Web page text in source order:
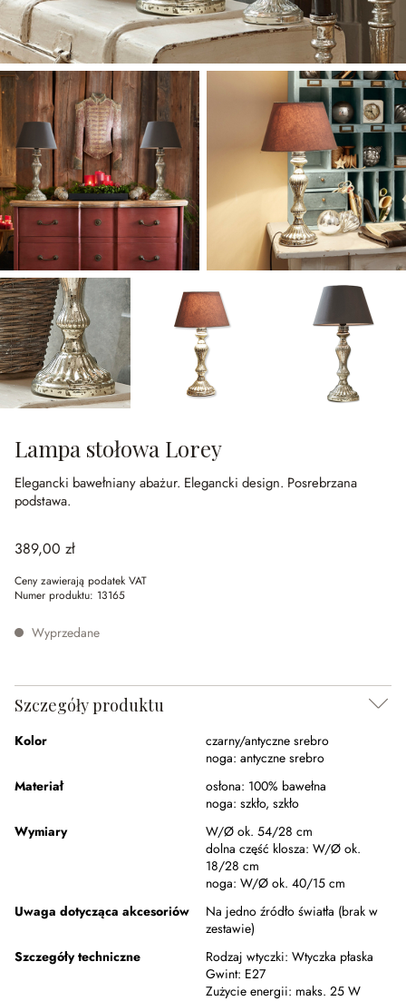
Lampa stołowa Lorey
Elegancki bawełniany abażur. Elegancki design. Posrebrzana
podstawa.
389,00 zł
Ceny zawierają podatek VAT
Numer produktu: 13165
Wyprzedane
Szczegóły produktu
Kolor
czarny/antyczne srebro
noga: antyczne srebro
Materiał
osłona: 100% bawełna
noga: szkło, szkło
Wymiary
W/Ø ok. 54/28 cm
dolna część klosza: W/Ø ok.
18/28 cm
noga: W/Ø ok. 40/15 cm
Uwaga dotycząca akcesoriów
Na jedno źródło światła (brak w
zestawie)
Szczegóły techniczne
Rodzaj wtyczki: Wtyczka płaska
Gwint: E27
Zużycie energii: maks. 25 W